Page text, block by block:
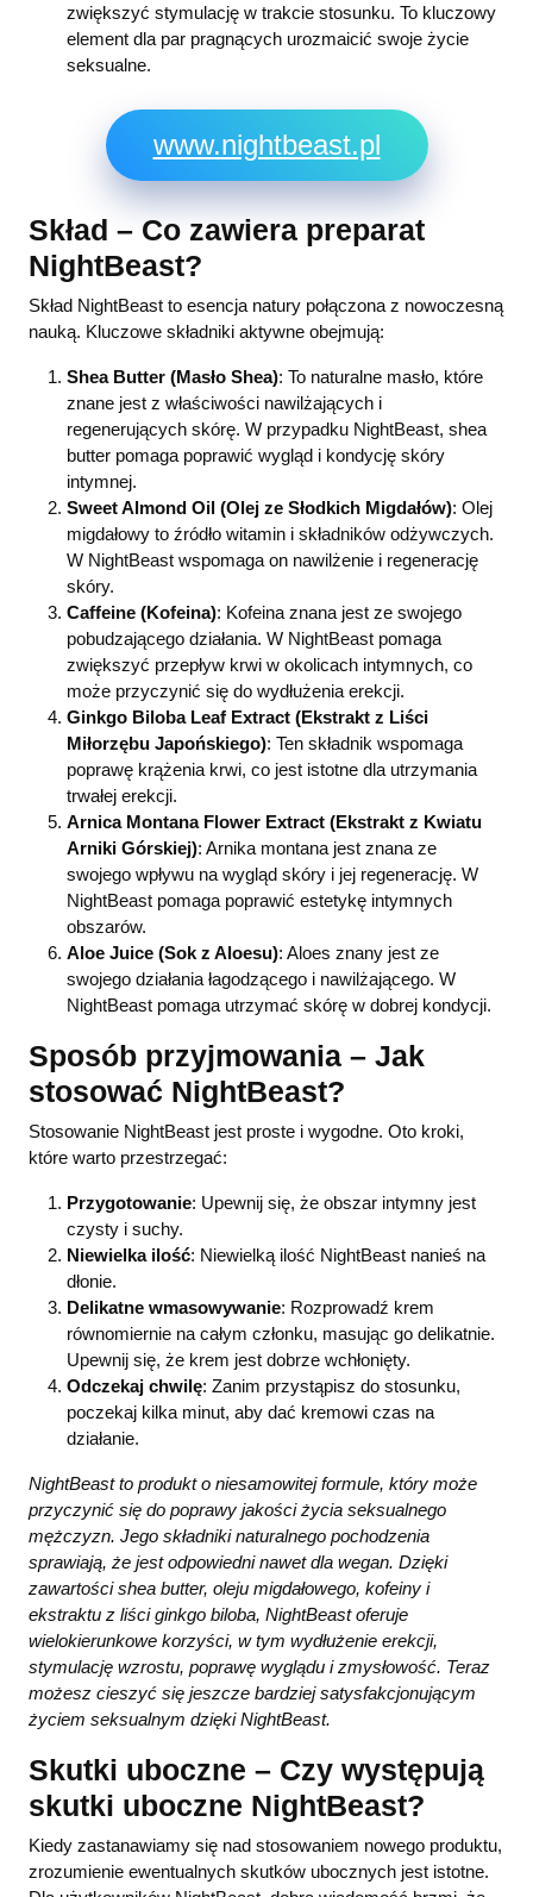
zwiększyć stymulację w trakcie stosunku. To kluczowy
element dla par pragnących urozmaicić swoje życie
seksualne.
www.nightbeast.pl
Skład – Co zawiera preparat
NightBeast?
Skład NightBeast to esencja natury połączona z nowoczesną
nauką. Kluczowe składniki aktywne obejmują:
Shea Butter (Masło Shea): To naturalne masło, które
znane jest z właściwości nawilżających i
regenerujących skórę. W przypadku NightBeast, shea
butter pomaga poprawić wygląd i kondycję skóry
intymnej.
Sweet Almond Oil (Olej ze Słodkich Migdałów): Olej
migdałowy to źródło witamin i składników odżywczych.
W NightBeast wspomaga on nawilżenie i regenerację
skóry.
Caffeine (Kofeina): Kofeina znana jest ze swojego
pobudzającego działania. W NightBeast pomaga
zwiększyć przepływ krwi w okolicach intymnych, co
może przyczynić się do wydłużenia erekcji.
Ginkgo Biloba Leaf Extract (Ekstrakt z Liści
Miłorzębu Japońskiego): Ten składnik wspomaga
poprawę krążenia krwi, co jest istotne dla utrzymania
trwałej erekcji.
Arnica Montana Flower Extract (Ekstrakt z Kwiatu
Arniki Górskiej): Arnika montana jest znana ze
swojego wpływu na wygląd skóry i jej regenerację. W
NightBeast pomaga poprawić estetykę intymnych
obszarów.
Aloe Juice (Sok z Aloesu): Aloes znany jest ze
swojego działania łagodzącego i nawilżającego. W
NightBeast pomaga utrzymać skórę w dobrej kondycji.
Sposób przyjmowania – Jak
stosować NightBeast?
Stosowanie NightBeast jest proste i wygodne. Oto kroki,
które warto przestrzegać:
Przygotowanie: Upewnij się, że obszar intymny jest
czysty i suchy.
Niewielka ilość: Niewielką ilość NightBeast nanieś na
dłonie.
Delikatne wmasowywanie: Rozprowadź krem
równomiernie na całym członku, masując go delikatnie.
Upewnij się, że krem jest dobrze wchłonięty.
Odczekaj chwilę: Zanim przystąpisz do stosunku,
poczekaj kilka minut, aby dać kremowi czas na
działanie.
NightBeast to produkt o niesamowitej formule, który może
przyczynić się do poprawy jakości życia seksualnego
mężczyzn. Jego składniki naturalnego pochodzenia
sprawiają, że jest odpowiedni nawet dla wegan. Dzięki
zawartości shea butter, oleju migdałowego, kofeiny i
ekstraktu z liści ginkgo biloba, NightBeast oferuje
wielokierunkowe korzyści, w tym wydłużenie erekcji,
stymulację wzrostu, poprawę wyglądu i zmysłowość. Teraz
możesz cieszyć się jeszcze bardziej satysfakcjonującym
życiem seksualnym dzięki NightBeast.
Skutki uboczne – Czy występują
skutki uboczne NightBeast?
Kiedy zastanawiamy się nad stosowaniem nowego produktu,
zrozumienie ewentualnych skutków ubocznych jest istotne.